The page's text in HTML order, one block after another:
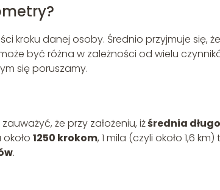
kroku danej osoby. Średnio przyjmuje się, że
być różna w zależności od wielu
się poruszamy.
że przy założeniu, iżśrednia
1250 krokom, 1 mila (czyli około 1,6 km)
.